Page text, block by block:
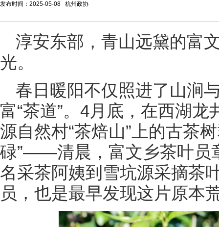
发布时间：2025-05-08 杭州政协
淳安东部，青山远黛的富
光。
春日暖阳不仅照进了山涧
富“茶道”。4月底，在西湖
源自然村“茶焙山”上的古茶
碌”——清晨，富文乡茶叶员
名采茶阿姨到雪坑源采摘茶
员，也是最早发现这片原本